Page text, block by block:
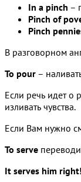
In a pinch –
Pinch of
Pinch
В разговорном
To pour –
Если речь идет о
изливать чувства.
Если Вам нужно
To serve
It serves him right!